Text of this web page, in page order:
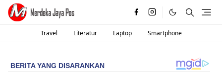
Travel Literatur Laptop Smartphone